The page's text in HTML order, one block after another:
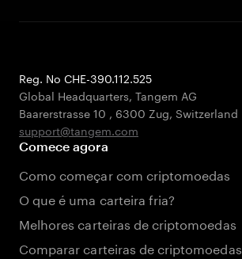
Reg. No CHE-390.112.525
Global Headquarters, Tangem AG
Baarerstrasse 10 , 6300 Zug, Switzerland
support@tangem.com
Comece agora
Como começar com criptomoedas
O que é uma carteira fria?
Melhores carteiras de criptomoedas
Comparar carteiras de criptomoedas